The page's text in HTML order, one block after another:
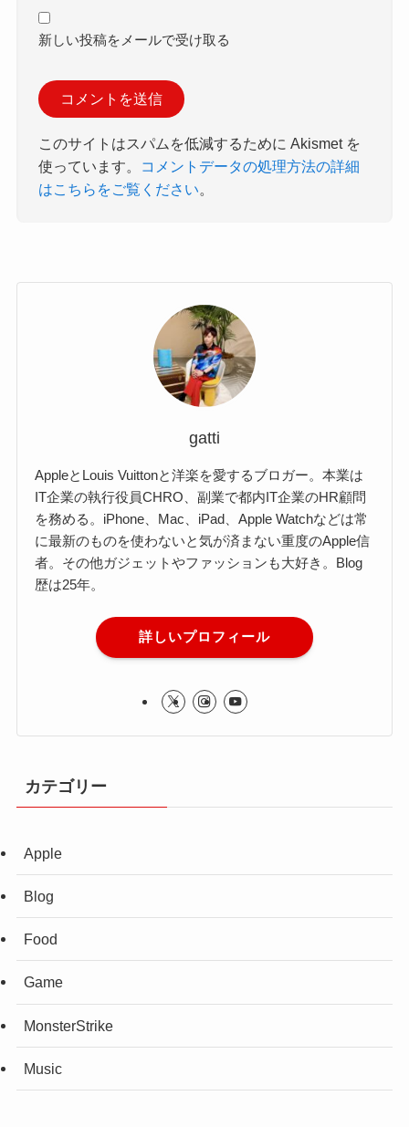
新しい投稿をメールで受け取る
このサイトはスパムを低減するために Akismet を
使っています。
コメントデータの処理方法の詳細
はこちらをご覧ください。
gatti
AppleとLouis Vuittonと洋楽を愛するブロガー。本業は
IT企業の執行役員CHRO、副業で都内IT企業のHR顧問
を務める。iPhone、Mac、iPad、Apple Watchなどは常
に最新のものを使わないと気が済まない重度のApple信
者。その他ガジェットやファッションも大好き。Blog
歴は25年。
詳しいプロフィール
カテゴリー
Apple
Blog
Food
Game
MonsterStrike
Music